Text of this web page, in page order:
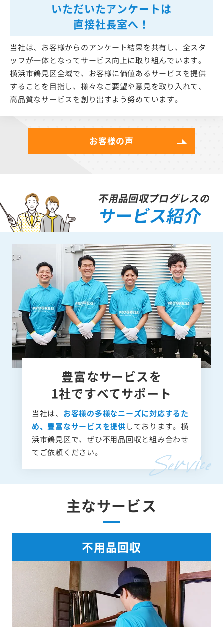
いただいたアンケートは
直接社長室へ！
当社は、お客様からのアンケート結果を共有し、全スタ
ッフが一体となってサービス向上に取り組んでいます。
横浜市鶴見区全域で、お客様に価値あるサービスを提供
することを目指し、様々なご要望や意見を取り入れて、
高品質なサービスを創り出すよう努めています。
お客様の声
不用品回収プログレスの
サービス紹介
豊富なサービスを
1社ですべてサポート
当社は、 お客様の多様なニーズに対応するた
め、豊富なサービスを提供しております。横
浜市鶴見区で、ぜひ不用品回収と組み合わせ
てご依頼ください。
主なサービス
不用品回収